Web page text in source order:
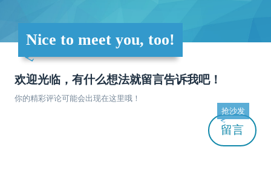
Nice to meet you, too!
欢迎光临，有什么想法就留言告诉我吧！
你的精彩评论可能会出现在这里哦！
留言
抢沙发